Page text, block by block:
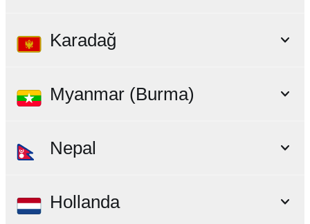
Karadağ
Myanmar (Burma)
Nepal
Hollanda